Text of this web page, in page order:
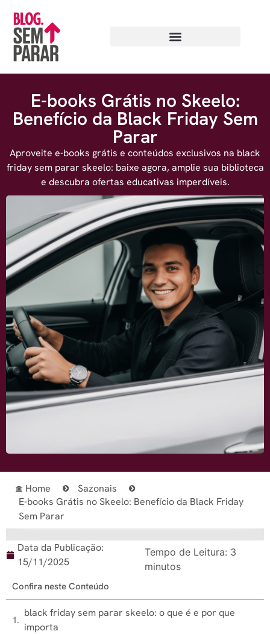
E-books Grátis no Skeelo:
Benefício da Black Friday Sem
Parar
Aproveite e-books grátis e conteúdos exclusivos na black
friday sem parar skeelo: baixe agora, amplie sua biblioteca
e descubra ofertas educativas imperdíveis.
Home
Sazonais
E-books Grátis no Skeelo: Benefício da Black Friday
Sem Parar
Data da Publicação:
15/11/2025
Tempo de Leitura: 3
minutos
Confira neste Conteúdo
black friday sem parar skeelo: o que é e por que
importa